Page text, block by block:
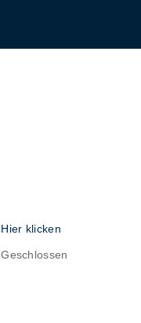
Hier klicken
Geschlossen